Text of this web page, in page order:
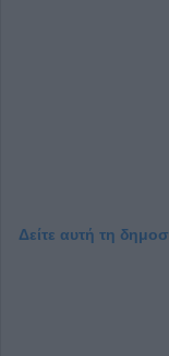
Δείτε αυτή τη